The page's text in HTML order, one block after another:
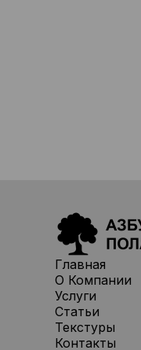
Главная
О Компании
Услуги
Статьи
Текстуры
Контакты